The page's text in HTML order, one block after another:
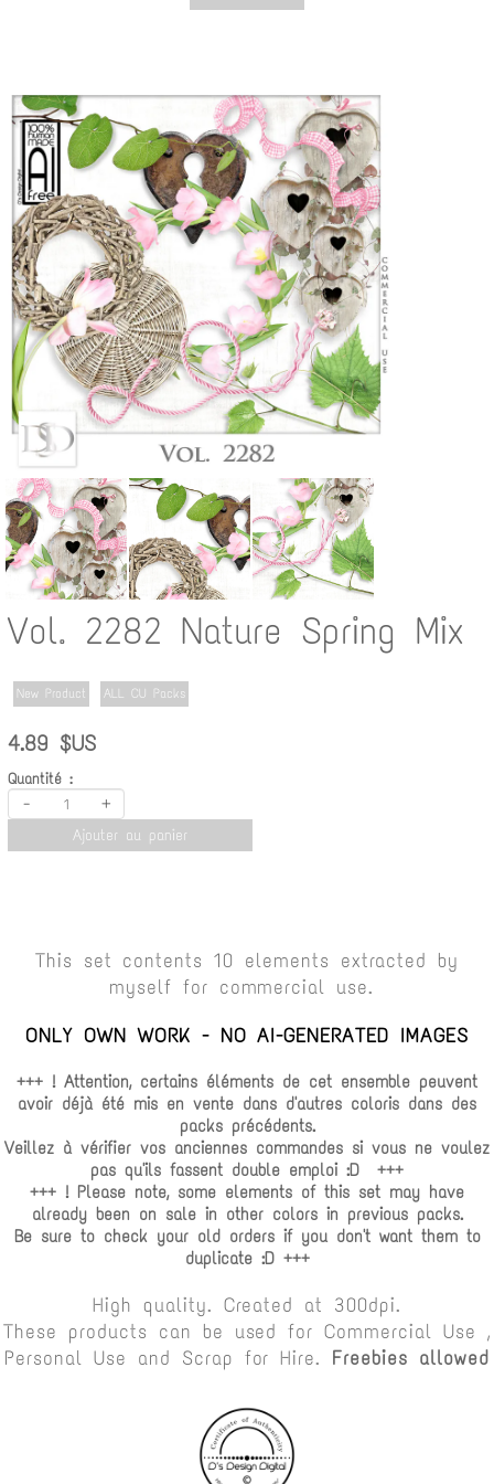
Vol. 2282 Nature Spring Mix
New Product ALL CU Packs
4.89 $US
Quantité :
- +
Ajouter au panier
This set contents 10 elements extracted by
myself for commercial use.
ONLY OWN WORK - NO AI-GENERATED IMAGES
+++ ! Attention, certains éléments de cet ensemble peuvent
avoir déjà été mis en vente dans d'autres coloris dans des
packs précédents.
Veillez à vérifier vos anciennes commandes si vous ne voulez
pas qu'ils fassent double emploi :D +++
+++ ! Please note, some elements of this set may have
already been on sale in other colors in previous packs.
Be sure to check your old orders if you don't want them to
duplicate :D +++
High quality. Created at 300dpi.
These products can be used for Commercial Use ,
Personal Use and Scrap for Hire. Freebies allowed